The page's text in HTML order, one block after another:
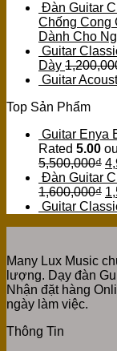
Đàn Guitar
Chống Cong
Dành Cho
Guitar
Dày
Guitar
Top Sản Phẩm
Guitar Enya
Rated 5.00
5,500,000₫
Đàn Guitar
1,600,000₫
Guitar
Many Lux Music
lượng. Dạy đàn
Nhận đặt hàng
ngày làm việc.
Thông Tin